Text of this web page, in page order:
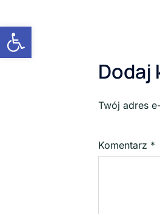
Otwórz pasek
Dodaj
Twój adres
Komentarz *